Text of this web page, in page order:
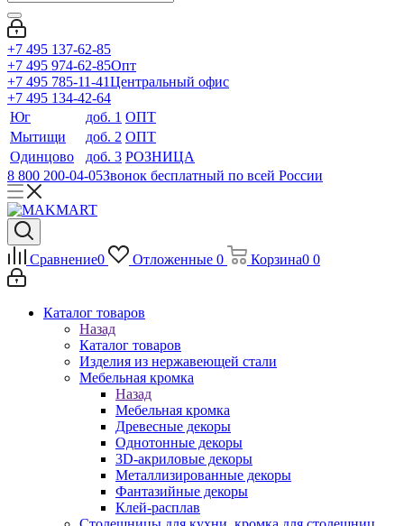
+7 495 137-62-85
+7 495 974-62-85Опт
+7 495 785-11-41Центральный офис
+7 495 134-42-64
Юг
доб. 1 ОПТ
Мытищи
доб. 2 ОПТ
Одинцово
доб. 3 РОЗНИЦА
8 800 200-04-05Звонок бесплатный по всей России
Сравнение0 Отложенные 0 Корзина0 0
Каталог товаров
Назад
Каталог товаров
Изделия из нержавеющей стали
Мебельная кромка
Назад
Мебельная кромка
Древесные декоры
Однотонные декоры
3D-акриловые декоры
Металлизированные декоры
Фантазийные декоры
Клей-расплав